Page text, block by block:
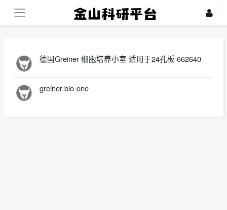
德国Greiner 细胞培养小室 适用于24孔板 662640
greiner bio-one